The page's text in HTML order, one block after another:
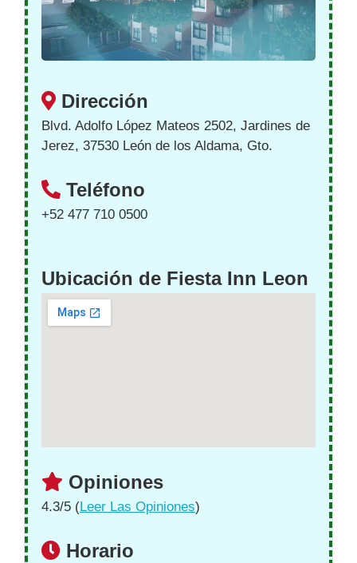
Dirección
Blvd. Adolfo López Mateos 2502, Jardines de
Jerez, 37530 León de los Aldama, Gto.
Teléfono
+52 477 710 0500
Ubicación de Fiesta Inn Leon
Opiniones
4.3/5 (Leer Las Opiniones)
Horario